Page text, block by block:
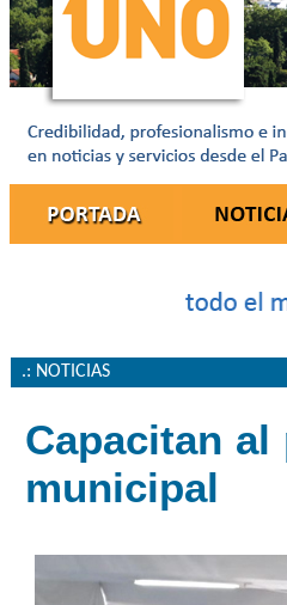
.: NOTICIAS
Capacitan
municipal